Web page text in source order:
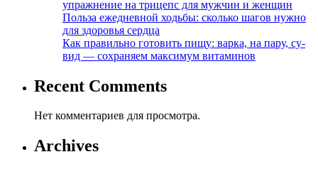
упражнение на трицепс для мужчин и женщин
Польза ежедневной ходьбы: сколько шагов нужно
для здоровья сердца
Как правильно готовить пищу: варка, на пару, су-
вид — сохраняем максимум витаминов
Recent Comments
Нет комментариев для просмотра.
Archives